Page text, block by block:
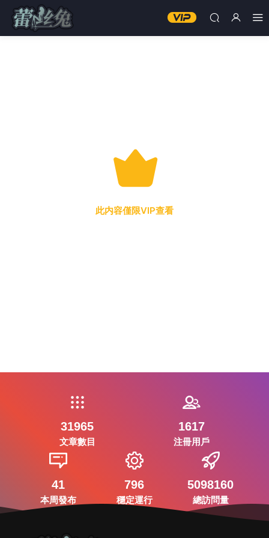
此内容僅限VIP查看
31965
文章數目
1617
注冊用戶
41
本周發布
796
穩定運行
5098160
總訪問量